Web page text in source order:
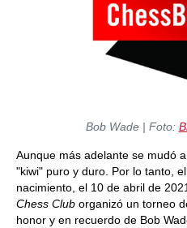
Bob Wade | Foto:
Aunque más adelante se mudó
"kiwi" puro y duro. Por lo tanto,
nacimiento, el 10 de abril de
Chess Club organizó un torneo
honor y en recuerdo de Bob